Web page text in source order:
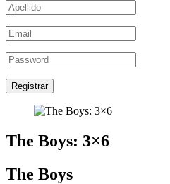
Registrar
The Boys: 3×6
The Boys